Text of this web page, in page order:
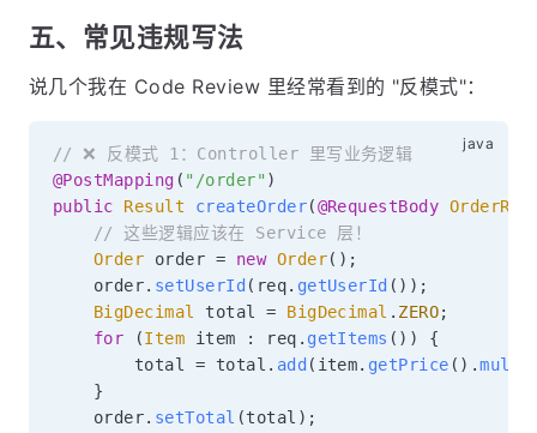
五、常见违规写法
说几个我在 Code Review 里经常看到的 "反模式"：
// ❌ 反模式 1：Controller 里写业务逻辑
@PostMapping ( "/order" )
public
Result createOrder(@RequestBody
// 这些逻辑应该在 Service 层！
Order order = new Order( ) ;
    order
. setUserId ( req. getUserId ( ) ) ;
BigDecimal
total = BigDecimal . ZERO;
for
(Item item : req . getItems ( ) )
{
        total
= total . add ( item. getPrice ( ) .
}
    order
. setTotal (total ) ;